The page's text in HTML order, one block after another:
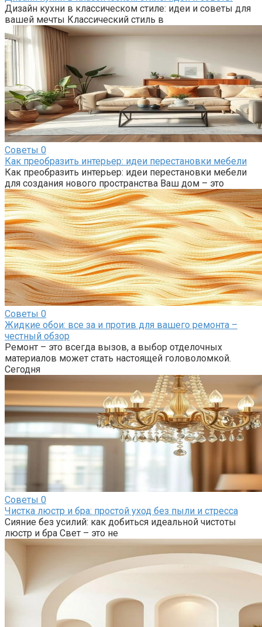
Дизайн кухни в классическом стиле: идеи и советы для
вашей мечты Классический стиль в
Советы 0
Как преобразить интерьер: идеи перестановки мебели
Как преобразить интерьер: идеи перестановки мебели
для создания нового пространства Ваш дом – это
Советы 0
Жидкие обои: все за и против для вашего ремонта –
честный обзор
Ремонт – это всегда вызов, а выбор отделочных
материалов может стать настоящей головоломкой.
Сегодня
Советы 0
Чистка люстр и бра: простой уход без пыли и стресса
Сияние без усилий: как добиться идеальной чистоты
люстр и бра Свет – это не